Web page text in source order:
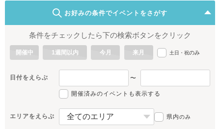
お好みの条件でイベントをさがす
条件をチェックしたら下の検索ボタンをクリック
開催中 1週間以内 今月 来月 土日・祝のみ
日付をえらぶ 〜
開催済みのイベントも表示する
エリアをえらぶ 県内のみ